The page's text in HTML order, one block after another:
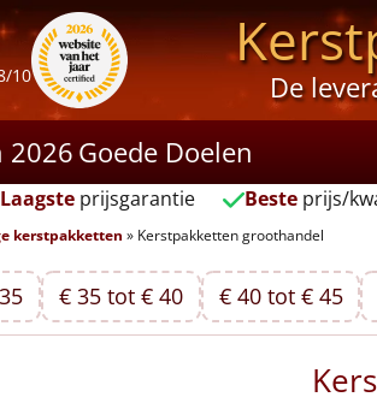
/10
De
2026Goede Doelen
Laagsteprijsgarantie Besteprijs/
kerstpakketten » Kerstpakketten groothandel
€ 35 tot € 40 € 40 tot € 45